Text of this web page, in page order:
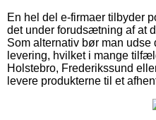
En hel del e-firmaer tilbyder
det under forudsætning af at
Som alternativ bør man
levering, hvilket i mange
Holstebro, Frederikssund
levere produkterne til et